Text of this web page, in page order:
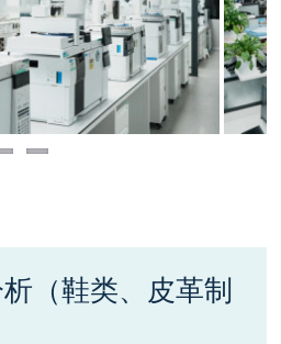
（鞋类、皮革制